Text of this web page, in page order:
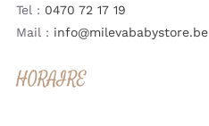
Tel : 0470 72 17 19
Mail : info@milevababystore.be
HORAIRE